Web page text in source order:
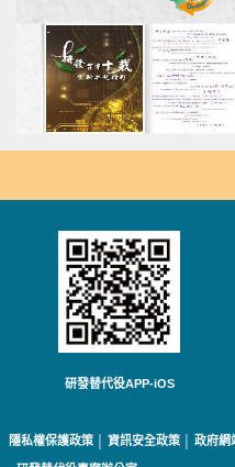
研發替代役APP-iOS
隱私權保護政策 資訊安全政策 政府網